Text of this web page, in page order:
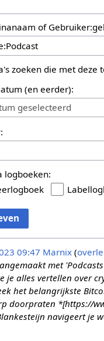
of
zoeken die met deze
(en eerder):
geselecteerd
:
logboeken:
09:47 Marnix
met
je alles vertellen over
het belangrijkste
doorpraten *[https://
navigeert je